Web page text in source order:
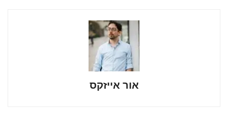
אור אייזקס